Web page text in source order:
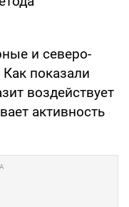
и северо-
показали
воздействует
активность